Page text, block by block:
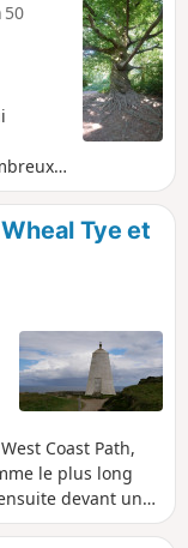
50
la Tye et
Coast Path,
le plus long
devant un
ruines